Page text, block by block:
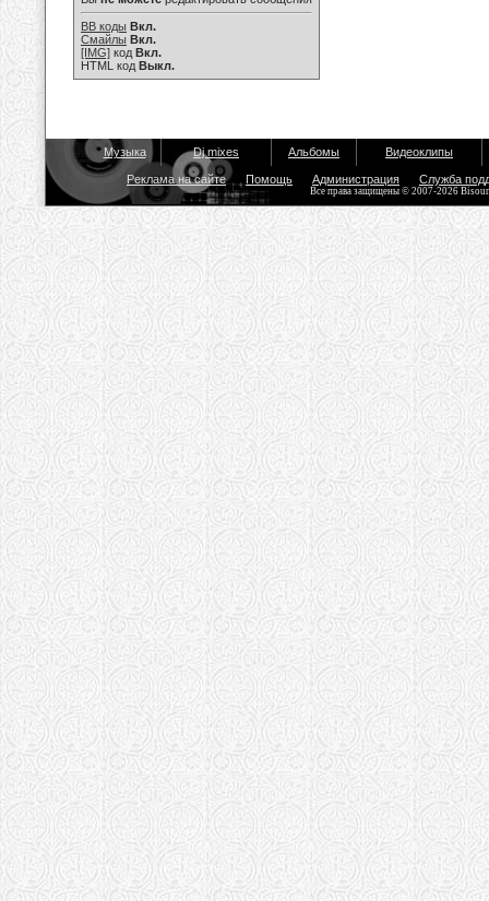
BB коды Вкл.
Смайлы Вкл.
[IMG] код Вкл.
HTML код Выкл.
Музыка Dj mixes Альбомы Видеоклипы
Реклама на сайте Помощь Администрация Служба
Все права защищены © 2007-2026